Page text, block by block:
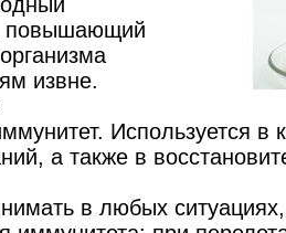
повышающий
извне.
Используется в
а также в
в любых ситуациях,